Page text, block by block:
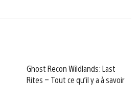
Ghost Recon Wildlands: Last
Rites – Tout ce qu’il y a à savoir